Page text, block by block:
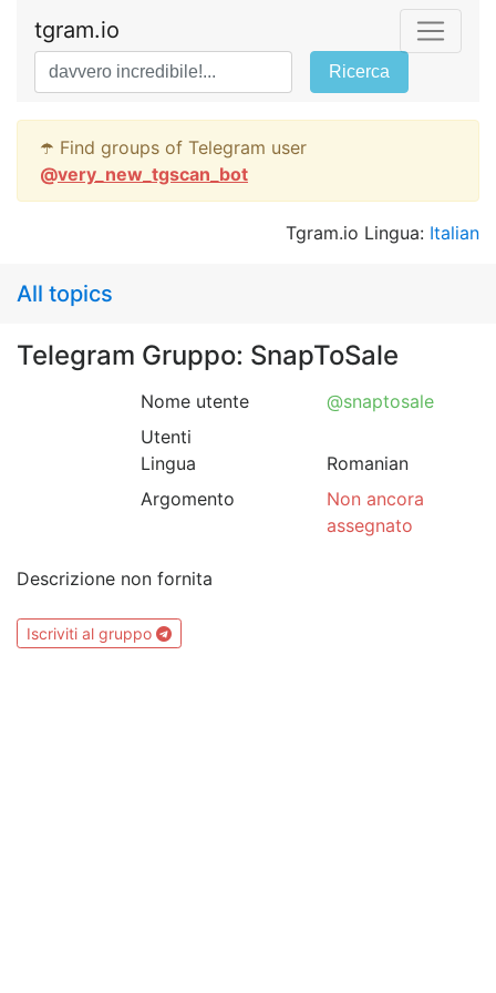
tgram.io
Ricerca
☂️ Find groups of Telegram user
@very_new_tgscan_bot
Tgram.io Lingua: Italian
All topics
Telegram Gruppo: SnapToSale
Nome utente
@snaptosale
Utenti
Lingua
Romanian
Argomento
Non ancora
assegnato
Descrizione non fornita
Iscriviti al gruppo